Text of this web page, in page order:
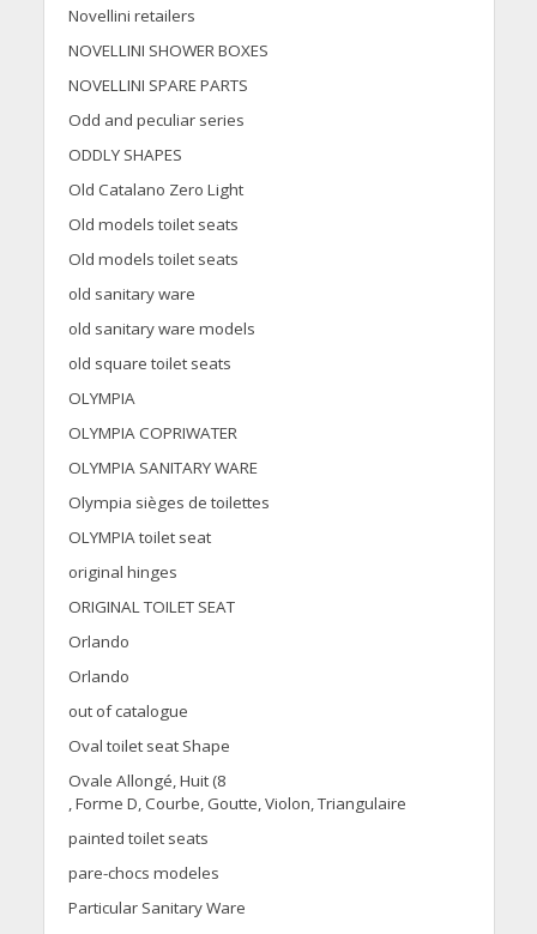
Novellini retailers
NOVELLINI SHOWER BOXES
NOVELLINI SPARE PARTS
Odd and peculiar series
ODDLY SHAPES
Old Catalano Zero Light
Old models toilet seats
Old models toilet seats
old sanitary ware
old sanitary ware models
old square toilet seats
OLYMPIA
OLYMPIA COPRIWATER
OLYMPIA SANITARY WARE
Olympia sièges de toilettes
OLYMPIA toilet seat
original hinges
ORIGINAL TOILET SEAT
Orlando
Orlando
out of catalogue
Oval toilet seat Shape
Ovale Allongé, Huit (8
, Forme D, Courbe, Goutte, Violon, Triangulaire
painted toilet seats
pare-chocs modeles
Particular Sanitary Ware